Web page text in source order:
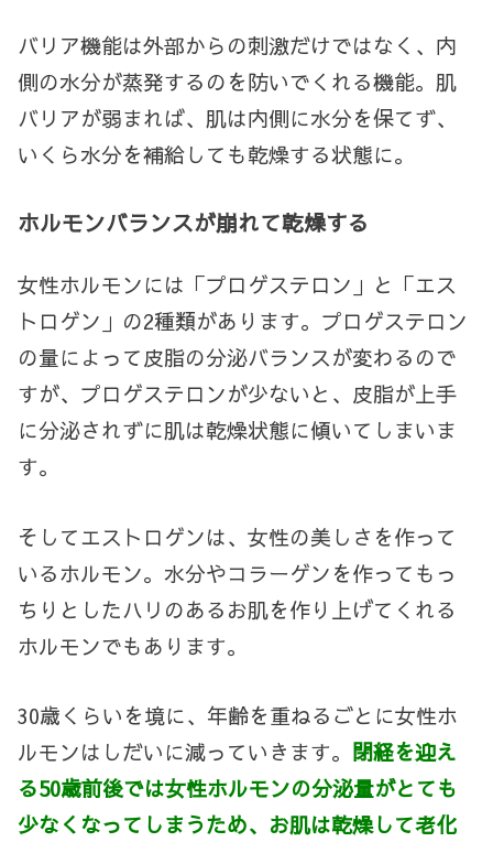
バリア機能は外部からの刺激だけではなく、内
側の水分が蒸発するのを防いでくれる機能。肌
バリアが弱まれば、肌は内側に水分を保てず、
いくら水分を補給しても乾燥する状態に。
ホルモンバランスが崩れて乾燥する
女性ホルモンには「プロゲステロン」と「エス
トロゲン」の2種類があります。プロゲステロン
の量によって皮脂の分泌バランスが変わるので
すが、プロゲステロンが少ないと、皮脂が上手
に分泌されずに肌は乾燥状態に傾いてしまいま
す。
そしてエストロゲンは、女性の美しさを作って
いるホルモン。水分やコラーゲンを作ってもっ
ちりとしたハリのあるお肌を作り上げてくれる
ホルモンでもあります。
30歳くらいを境に、年齢を重ねるごとに女性ホ
ルモンはしだいに減っていきます。 閉経を迎え
る50歳前後では女性ホルモンの分泌量がとても
少なくなってしまうため、お肌は乾燥して老化